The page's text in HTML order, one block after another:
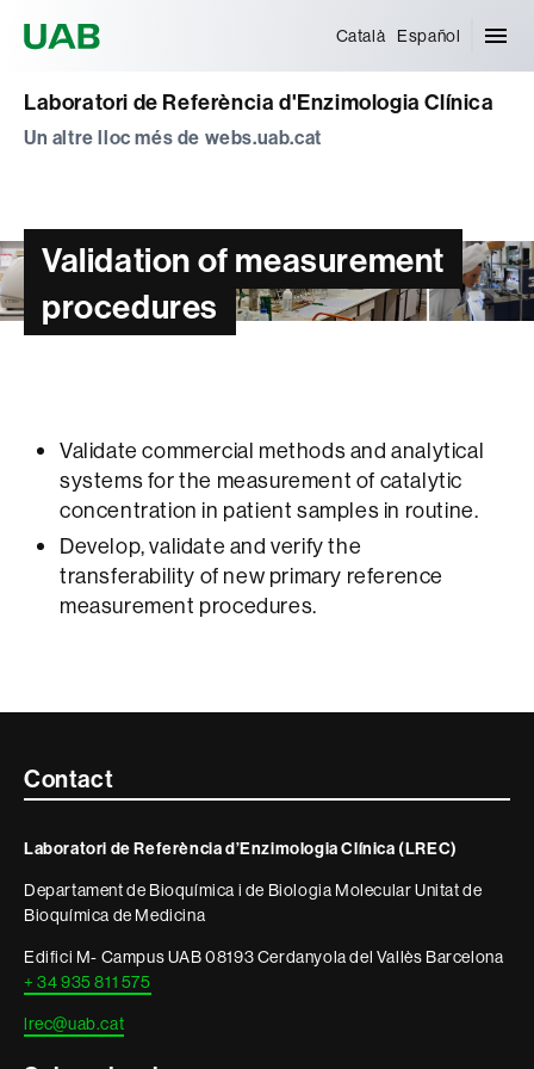
Català Español
Laboratori de Referència d'Enzimologia Clínica
Un altre lloc més de webs.uab.cat
Validation of measurement
procedures
Validate commercial methods and analytical
systems for the measurement of catalytic
concentration in patient samples in routine.
Develop, validate and verify the
transferability of new primary reference
measurement procedures.
Contacte
informació
legal
Contact
Laboratori de Referència d’Enzimologia Clínica (LREC)
Departament de Bioquímica i de Biologia Molecular Unitat de
Bioquímica de Medicina
Edifici M- Campus UAB 08193 Cerdanyola del Vallès Barcelona
+ 34 935 811 575
lrec@uab.cat